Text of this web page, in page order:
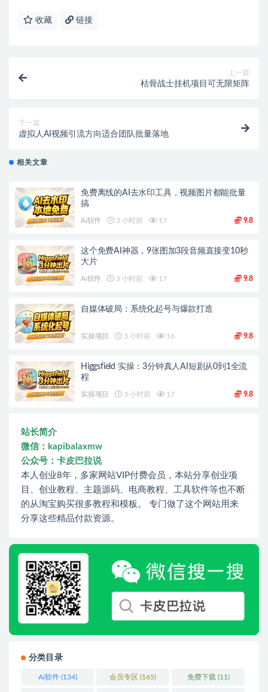
收藏 链接
上一篇
枯骨战士挂机项目可无限矩阵
下一篇
虚拟人AI视频引流方向适合团队批量落地
相关文章
免费离线的AI去水印工具，视频图片都能批量
搞
Ai软件 3 小时前 17 9.8
这个免费AI神器，9张图加3段音频直接变10秒
大片
Ai软件 3 小时前 17 9.8
自媒体破局：系统化起号与爆款打造
实操项目 3 小时前 16 9.8
Higgsfield 实操：3分钟真人AI短剧从0到1全流
程
实操项目 3 小时前 17 9.8
站长简介
微信：kapibalaxmw
公众号：卡皮巴拉说
本人创业8年，多家网站VIP付费会员，本站分享创业项
目、创业教程、主题源码、电商教程、工具软件等也不断
的从淘宝购买很多教程和模板。 专门做了这个网站用来
分享这些精品付款资源。
分类目录
Ai软件(134) 会员专区 (165) 免费下载 (11)